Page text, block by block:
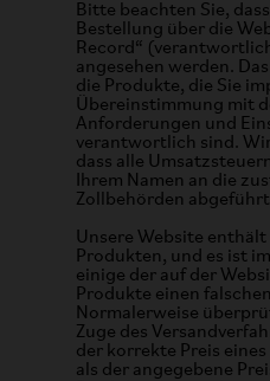
Bitte beachten Sie,
Bestellung über die
Record“
angesehen werden.
die Produkte, die Sie
Übereinstimmung mit
Anforderungen und
verantwortlich sind.
dass alle
Ihrem Namen an die
Zollbehörden
Unsere Website
Produkten, und es ist
einige der auf der
Produkte einen
Normalerweise
Zuge des
der korrekte Preis
als der angegebene